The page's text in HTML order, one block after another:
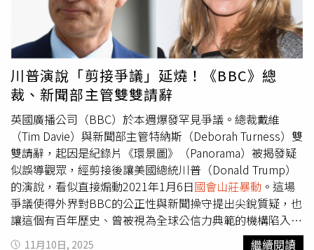
《廣角鏡》（Panorama）的1集紀錄片，內容於2024年美
國大選前夕播出。《BBC》內部報告指出，該片段被剪接成
川普說：「我們要走向國會……我們要戰鬥，我們要拼命戰
鬥！」而實際上，這2段話在原始演說中相隔50多分鐘。川
普原本的語句是：「我們要走到國會，為我們勇敢的參議員
和眾議員加油。」他並未呼籲暴力行為。事件爆發後，
《BBC》總裁戴維（Tim Davie）與新聞事務執行長特尼斯
（Deborah Turness）於9日請辭，以承擔政治與輿論壓
力。特尼斯隨後也在10日首次公開發言，表示「《BBC》並
不存在體制性偏見」，承認「錯誤確實發生」，但強調記者
群「努力維持公正」。戴維也指出，雖然自己辭職的原因不
僅限於爭議，但「近期的辯論無疑加深了壓力」，並稱「作
為總裁，我必須承擔最終責任。」《BBC》董事長沙阿
（Samir Shah）10日則在信中坦承，該剪輯「確實構成判斷
川普演說「剪接爭議」延燒！《BBC》總
裁、新聞部主管雙雙請辭
英國廣播公司（BBC）於本週爆發罕見爭議。總裁戴維
（Tim Davie）與新聞部主管特納斯（Deborah Turness）雙
雙請辭，起因是紀錄片《環景圖》（Panorama）被揭發疑
似誤導觀眾，經剪接後讓美國總統川普（Donald Trump）
的演說，看似直接煽動2021年1月6日國會山莊暴動 。這場
爭議使得外界對BBC的公正性與新聞操守提出尖銳質疑，也
讓這個有百年歷史、曾被視為全球公信力典範的機構陷入史
上少見的信任危機。根據《每日電訊報》（The
11月10日, 2025 繼續閱讀